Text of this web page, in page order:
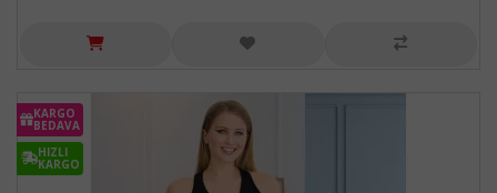
KARGO
BEDAVA
HIZLI
KARGO